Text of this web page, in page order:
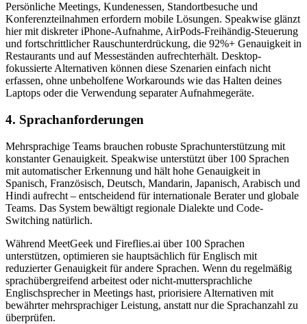
Persönliche Meetings, Kundenessen, Standortbesuche und
Konferenzteilnahmen erfordern mobile Lösungen. Speakwise glänzt
hier mit diskreter iPhone-Aufnahme, AirPods-Freihändig-Steuerung
und fortschrittlicher Rauschunterdrückung, die 92%+ Genauigkeit in
Restaurants und auf Messeständen aufrechterhält. Desktop-
fokussierte Alternativen können diese Szenarien einfach nicht
erfassen, ohne unbeholfene Workarounds wie das Halten deines
Laptops oder die Verwendung separater Aufnahmegeräte.
4. Sprachanforderungen
Mehrsprachige Teams brauchen robuste Sprachunterstützung mit
konstanter Genauigkeit. Speakwise unterstützt über 100 Sprachen
mit automatischer Erkennung und hält hohe Genauigkeit in
Spanisch, Französisch, Deutsch, Mandarin, Japanisch, Arabisch und
Hindi aufrecht – entscheidend für internationale Berater und globale
Teams. Das System bewältigt regionale Dialekte und Code-
Switching natürlich.
Während MeetGeek und Fireflies.ai über 100 Sprachen
unterstützen, optimieren sie hauptsächlich für Englisch mit
reduzierter Genauigkeit für andere Sprachen. Wenn du regelmäßig
sprachübergreifend arbeitest oder nicht-muttersprachliche
Englischsprecher in Meetings hast, priorisiere Alternativen mit
bewährter mehrsprachiger Leistung, anstatt nur die Sprachanzahl zu
überprüfen.